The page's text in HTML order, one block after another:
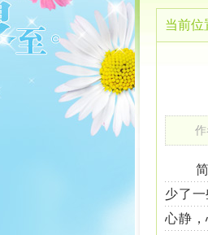
当前位
简单
少了
心静